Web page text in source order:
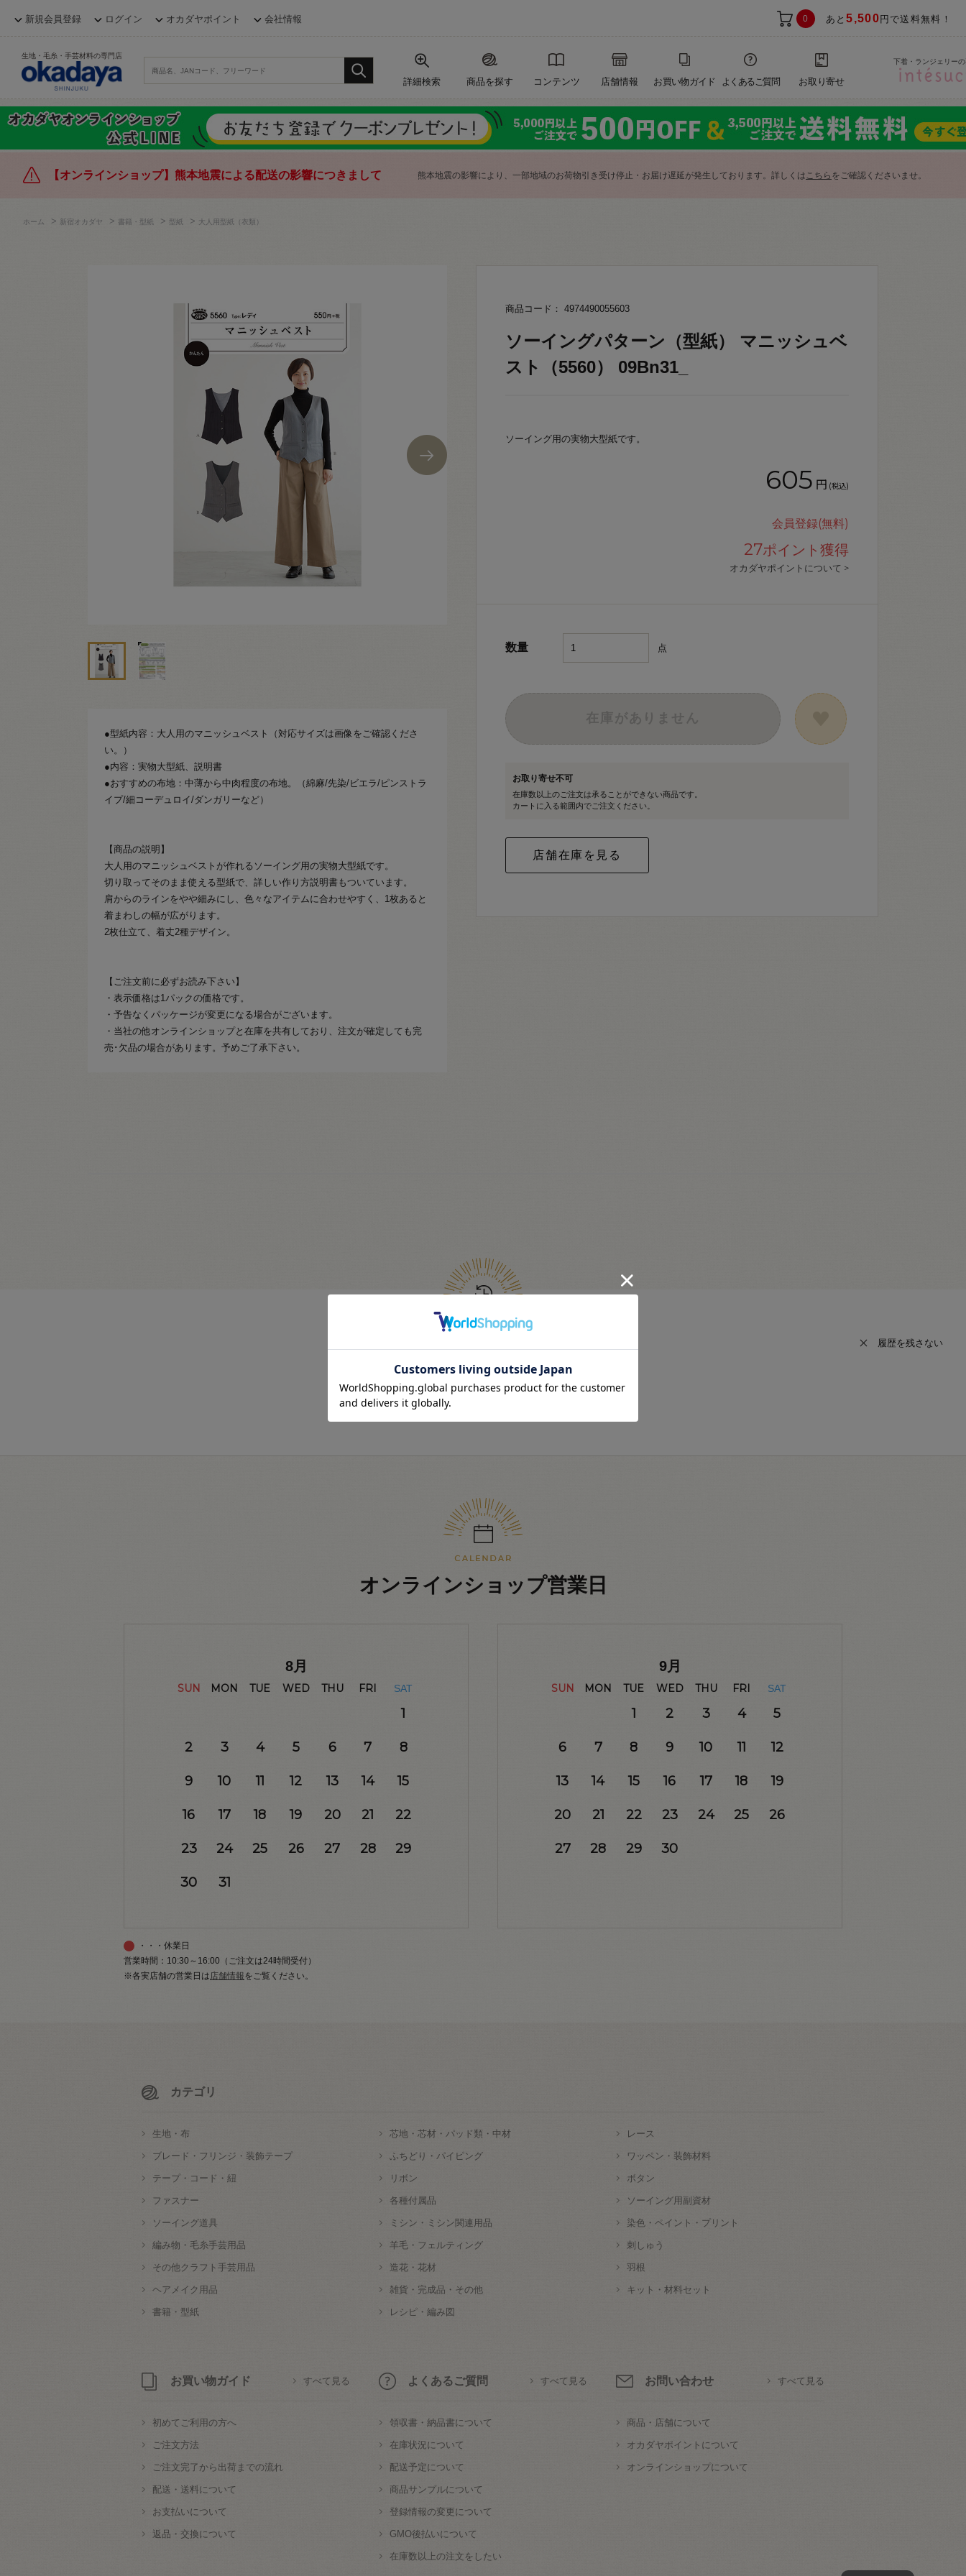
新規会員登録 ログイン オカダヤポイント 会社情報 0 あと5,500 円で送料無料！
生地・毛糸・手芸材料の専門店
詳細検索 商品を探す コンテンツ 店舗情報 お買い物ガイド よくあるご質問 お取り寄せ
下着・ランジェリー
【オンラインショップ】熊本地震による配送の影響につきまして 熊本地震の影響により、一部地域のお荷物引き受け停止・お届け遅延が発生しております。詳しくはこちら をご確認くださいませ。
ホーム > 新宿オカダヤ > 書籍・型紙 > 型紙 > 大人用型紙（衣類）
●型紙内容：大人用のマニッシュベスト（対応サイズは画像をご確認くださ
い。）
●内容：実物大型紙、説明書
●おすすめの布地：中薄から中肉程度の布地。（綿麻/先染/ビエラ/ピンストラ
イプ/細コーデュロイ/ダンガリーなど）
【商品の説明】
大人用のマニッシュベストが作れるソーイング用の実物大型紙です。
切り取ってそのまま使える型紙で、詳しい作り方説明書もついています。
肩からのラインをやや細みにし、色々なアイテムに合わせやすく、1枚あると
着まわしの幅が広がります。
2枚仕立て、着丈2種デザイン。
【ご注文前に必ずお読み下さい】
・表示価格は1パックの価格です。
・予告なくパッケージが変更になる場合がございます。
・当社の他オンラインショップと在庫を共有しており、注文が確定しても完
売･欠品の場合があります。予めご了承下さい。
商品コード： 4974490055603
ソーイングパターン（型紙） マニッシュベ
スト（5560） 09Bn31_
ソーイング用の実物大型紙です。
605 円 (税込)
会員登録(無料)
27ポイント獲得
オカダヤポイントについて >
数量 点
お取り寄せ不可
在庫数以上のご注文は承ることができない商品です。
カートに入る範囲内でご注文ください。
最近見た商品 履歴を残さない
オンラインショップ営業日
8月
SUN MON TUE WED THU FRI SAT
1
2 3 4 5 6 7 8
9 10 11 12 13 14 15
16 17 18 19 20 21 22
23 24 25 26 27 28 29
30 31
9月
SUN MON TUE WED THU FRI SAT
1 2 3 4 5
6 7 8 9 10 11 12
13 14 15 16 17 18 19
20 21 22 23 24 25 26
27 28 29 30
・・・休業日
営業時間：10:30～16:00（ご注文は24時間受付）
※各実店舗の営業日は店舗情報をご覧ください。
カテゴリ
生地・布 芯地・芯材・パッド類・中材 レース
ブレード・フリンジ・装飾テープ ふちどり・パイピング ワッペン・装飾材料
テープ・コード・紐 リボン ボタン
ファスナー 各種付属品 ソーイング用副資材
ソーイング道具 ミシン・ミシン関連用品 染色・ペイント・プリント
編み物・毛糸手芸用品 羊毛・フェルティング 刺しゅう
その他クラフト手芸用品 造花・花材 羽根
ヘアメイク用品 雑貨・完成品・その他 キット・材料セット
書籍・型紙 レシピ・編み図
お買い物ガイド すべて見る
初めてご利用の方へ
ご注文方法
ご注文完了から出荷までの流れ
配送・送料について
お支払いについて
返品・交換について
よくあるご質問 すべて見る
領収書・納品書について
在庫状況について
配送予定について
商品サンプルについて
登録情報の変更について
GMO後払いについて
在庫数以上の注文をしたい
お問い合わせ すべて見る
商品・店舗について
オカダヤポイントについて
オンラインショップについて